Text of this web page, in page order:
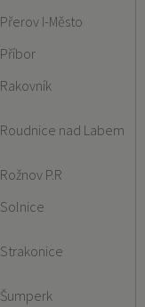
Přerov I-Město
Příbor
Rakovník
Roudnice nad Labem
Rožnov P.R
Solnice
Strakonice
Šumperk